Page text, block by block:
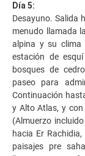
Día 5:
Desayuno. Salida
menudo llamada
alpina y su clima
estación de
bosques de
paseo para
Continuación
y Alto Atlas, y
(Almuerzo
hacia Er
paisajes pre